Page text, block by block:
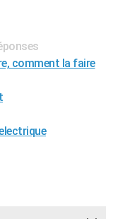
comment la faire